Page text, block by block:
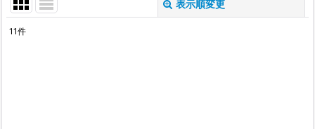
表示順変更
11件